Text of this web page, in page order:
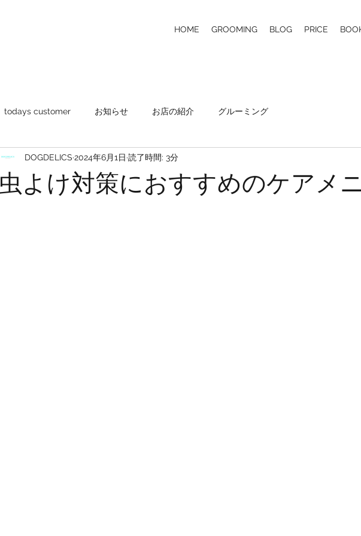
HOME GROOMING BLOG PRICE
todays customer お知らせ お店の紹介 グルーミング
虫よけ対策におすすめのケアメ
DOGDELICS 2024年6月1日 読了時間: 3分